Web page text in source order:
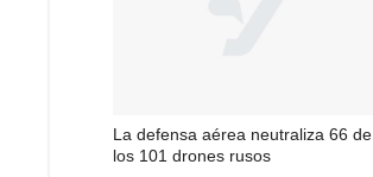
La defensa aérea neutraliza 66 de
los 101 drones rusos